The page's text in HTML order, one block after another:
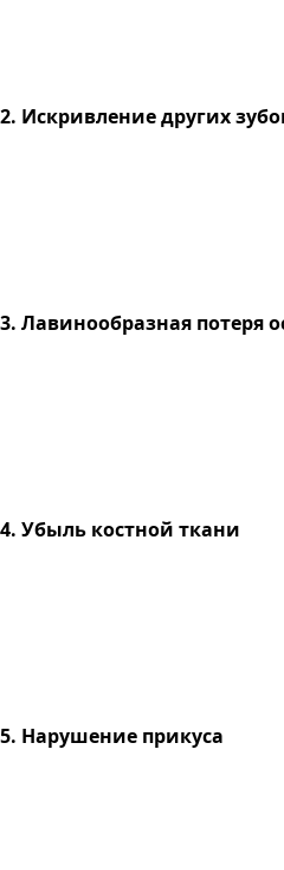
2. Искривление других
3. Лавинообразная потеря
4. Убыль костной ткани
5. Нарушение прикуса